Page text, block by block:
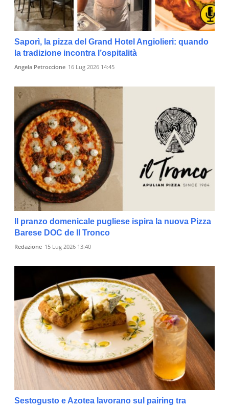
Saporì, la pizza del Grand Hotel Angiolieri: quando
la tradizione incontra l’ospitalità
Angela Petroccione 16 Lug 2026 14:45
Il pranzo domenicale pugliese ispira la nuova Pizza
Barese DOC de Il Tronco
Redazione 15 Lug 2026 13:40
Sestogusto e Azotea lavorano sul pairing tra